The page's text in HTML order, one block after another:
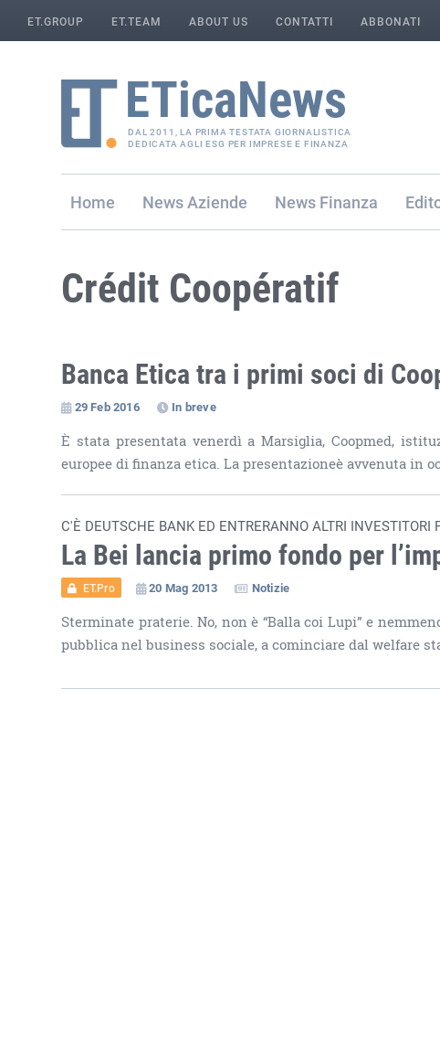
ET.GROUP ET.TEAM ABOUT US CONTATTI ABBONATI
DAL 2011, LA PRIMA TESTATA GIORNALISTICA
DEDICATA AGLI ESG PER IMPRESE E FINANZA
Home Aziende Finanza
Crédit Coopératif
Banca Etica tra i primi soci di
29 Feb 2016 In breve
È stata presentata venerdì a Marsiglia, Coopmed,
europee di finanza etica. La presentazioneè avvenuta in
C'È DEUTSCHE BANK ED ENTRERANNO ALTRI INVESTITORI
La Bei lancia primo fondo per
ET.Pro 20 Mag 2013 Notizie
Sterminate praterie. No, non è “Balla coi Lupi” e
pubblica nel business sociale, a cominciare dal welfare